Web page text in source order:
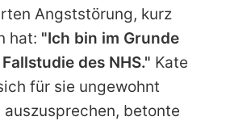
Team
Richtlinien
Impressum
Angststörung, kurz
hat: "Ich bin im Grunde
des NHS." Kate
für sie ungewohnt
betonte